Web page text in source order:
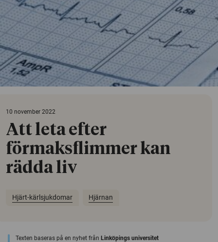
10 november 2022
Att leta efter
förmaksflimmer kan
rädda liv
Hjärt-kärlsjukdomar Hjärnan
Texten baseras på en nyhet från Linköpings universitet